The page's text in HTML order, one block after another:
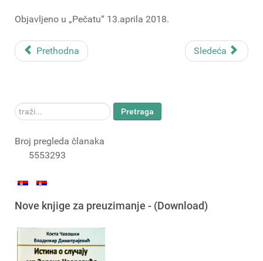
Objavljeno u „Pečatu“ 13.aprila 2018.
Prethodna Sledeća
traži... Pretraga
Broj pregleda članaka
5553293
Nove knjige za preuzimanje - (Download)